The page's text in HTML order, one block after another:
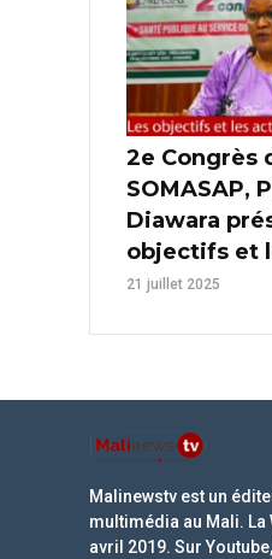
2e Congrès
SOMASAP,
Diawara
objectifs et
21 juillet 2025
Malinewstv est un
multimédia au Mali. La
avril 2019. Sur